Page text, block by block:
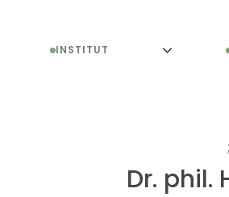
INSTITUT
Dr. phil.